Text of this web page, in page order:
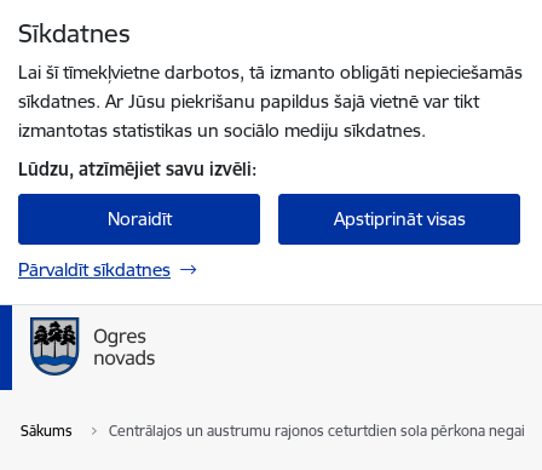
Sīkdatnes
Lai šī tīmekļvietne darbotos, tā izmanto obligāti nepieciešamās
sīkdatnes. Ar Jūsu piekrišanu papildus šajā vietnē var tikt
izmantotas statistikas un sociālo mediju sīkdatnes.
Lūdzu, atzīmējiet savu izvēli:
Noraidīt Apstiprināt visas
Pārvaldīt sīkdatnes
Sākums Centrālajos un austrumu rajonos ceturtdien sola pērkona